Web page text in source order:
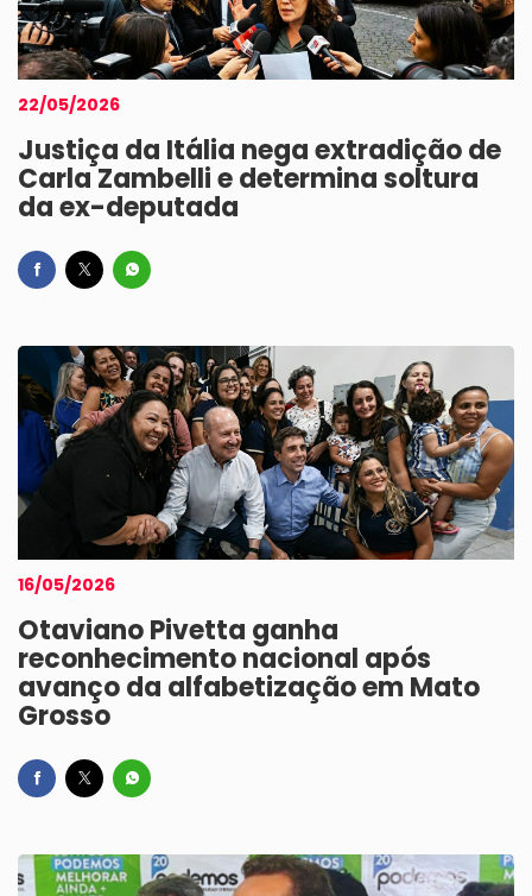
22/05/2026
Justiça da Itália nega extradição de
Carla Zambelli e determina soltura
da ex-deputada
16/05/2026
Otaviano Pivetta ganha
reconhecimento nacional após
avanço da alfabetização em Mato
Grosso